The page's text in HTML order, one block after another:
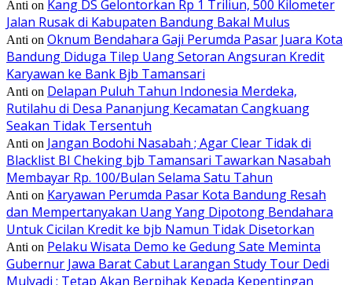
Anti on Kang DS Gelontorkan Rp 1 Triliun, 500 Kilometer
Jalan Rusak di Kabupaten Bandung Bakal Mulus
Anti on Oknum Bendahara Gaji Perumda Pasar Juara Kota
Bandung Diduga Tilep Uang Setoran Angsuran Kredit
Karyawan ke Bank Bjb Tamansari
Anti on Delapan Puluh Tahun Indonesia Merdeka,
Rutilahu di Desa Pananjung Kecamatan Cangkuang
Seakan Tidak Tersentuh
Anti on Jangan Bodohi Nasabah ; Agar Clear Tidak di
Blacklist BI Cheking bjb Tamansari Tawarkan Nasabah
Membayar Rp. 100/Bulan Selama Satu Tahun
Anti on Karyawan Perumda Pasar Kota Bandung Resah
dan Mempertanyakan Uang Yang Dipotong Bendahara
Untuk Cicilan Kredit ke bjb Namun Tidak Disetorkan
Anti on Pelaku Wisata Demo ke Gedung Sate Meminta
Gubernur Jawa Barat Cabut Larangan Study Tour Dedi
Mulyadi ; Tetap Akan Berpihak Kepada Kepentingan